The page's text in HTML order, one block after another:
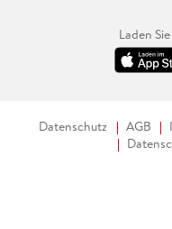
Laden
Datenschutz AGB